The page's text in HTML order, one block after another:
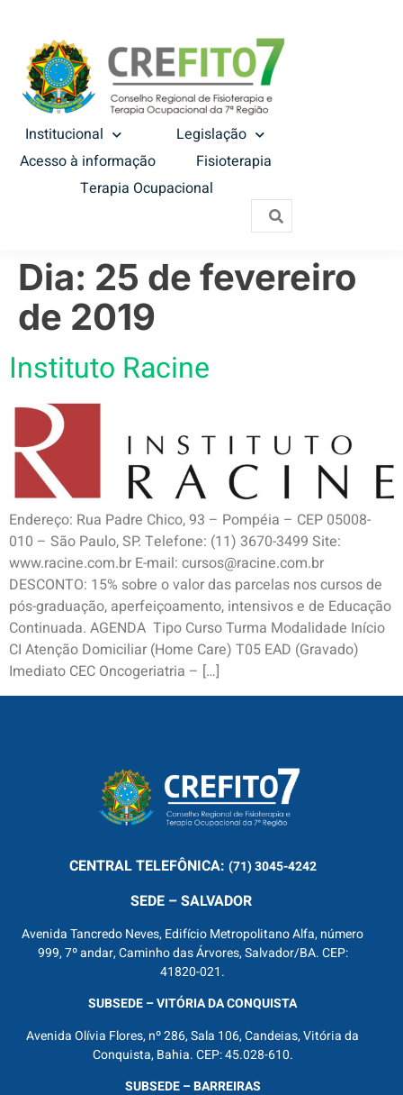
Institucional
Legislação
Acesso à informação
Fisioterapia
Terapia Ocupacional
Dia: 25 de fevereiro
de 2019
Instituto Racine
Endereço: Rua Padre Chico, 93 – Pompéia – CEP 05008-
010 – São Paulo, SP. Telefone: (11) 3670-3499 Site:
www.racine.com.br E-mail: cursos@racine.com.br
DESCONTO: 15% sobre o valor das parcelas nos cursos de
pós-graduação, aperfeiçoamento, intensivos e de Educação
Continuada. AGENDA Tipo Curso Turma Modalidade Início
CI Atenção Domiciliar (Home Care) T05 EAD (Gravado)
Imediato CEC Oncogeriatria – […]
CENTRALTELEFÔNICA: (71) 3045-4242
SEDE – SALVADOR
Avenida Tancredo Neves, Edifício Metropolitano Alfa, número
999, 7º andar, Caminho das Árvores, Salvador/BA. CEP:
41820-021.
SUBSEDE – VITÓRIA DA CONQUISTA
Avenida Olívia Flores, nº 286, Sala 106, Candeias, Vitória da
Conquista, Bahia. CEP: 45.028-610.
SUBSEDE – BARREIRAS